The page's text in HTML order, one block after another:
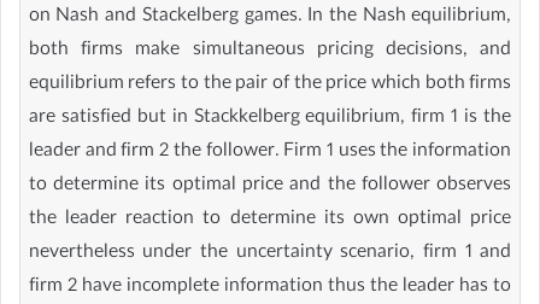
on Nash and Stackelberg games. In the Nash equilibrium,
both firms make simultaneous pricing decisions, and
equilibrium refers to the pair of the price which both firms
are satisfied but in Stackkelberg equilibrium, firm 1 is the
leader and firm 2 the follower. Firm 1 uses the information
to determine its optimal price and the follower observes
the leader reaction to determine its own optimal price
nevertheless under the uncertainty scenario, firm 1 and
firm 2 have incomplete information thus the leader has to